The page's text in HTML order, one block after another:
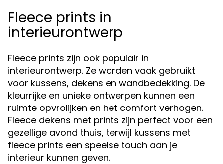
Fleece prints in
interieurontwerp
Fleece prints zijn ook populair in
interieurontwerp. Ze worden vaak gebruikt
voor kussens, dekens en wandbedekking. De
kleurrijke en unieke ontwerpen kunnen een
ruimte opvrolijken en het comfort verhogen.
Fleece dekens met prints zijn perfect voor een
gezellige avond thuis, terwijl kussens met
fleece prints een speelse touch aan je
interieur kunnen geven.